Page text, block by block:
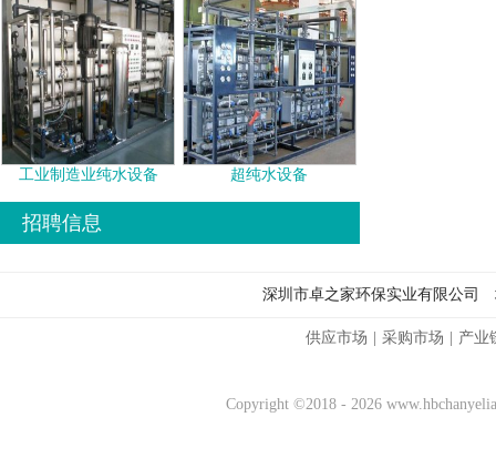
工业制造业纯水设备 超纯水设备
招聘信息
深圳市卓之家环保实业有限公司
供应市场 采购市场 产业
Copyright ©2018 - 2026